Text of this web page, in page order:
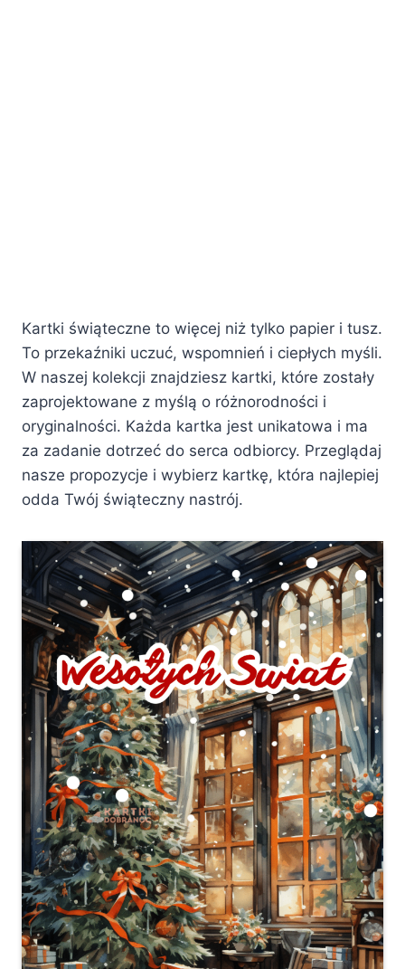
Kartki świąteczne to więcej niż tylko papier i tusz.
To przekaźniki uczuć, wspomnień i ciepłych myśli.
W naszej kolekcji znajdziesz kartki, które zostały
zaprojektowane z myślą o różnorodności i
oryginalności. Każda kartka jest unikatowa i ma
za zadanie dotrzeć do serca odbiorcy. Przeglądaj
nasze propozycje i wybierz kartkę, która najlepiej
odda Twój świąteczny nastrój.